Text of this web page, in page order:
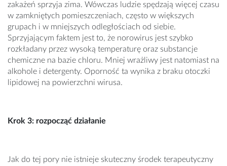
zakażeń sprzyja zima. Wówczas ludzie spędzają więcej czasu
w zamkniętych pomieszczeniach, często w większych
grupach i w mniejszych odległościach od siebie.
Sprzyjającym faktem jest to, że norowirus jest szybko
rozkładany przez wysoką temperaturę oraz substancje
chemiczne na bazie chloru. Mniej wrażliwy jest natomiast na
alkohole i detergenty. Oporność ta wynika z braku otoczki
lipidowej na powierzchni wirusa.
Krok 3: rozpocząć działanie
Jak do tej pory nie istnieje skuteczny środek terapeutyczny